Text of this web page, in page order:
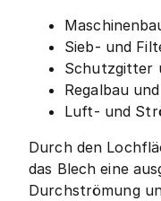
Sieb- und
Schutzgitter
Regalbau
Luft- und
Durch den
das Blech eine
Durchströmung